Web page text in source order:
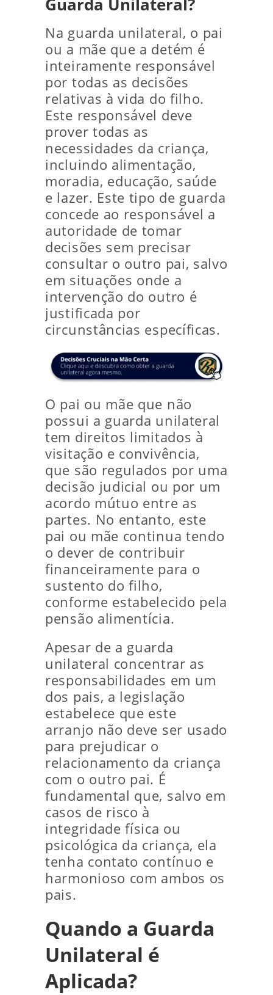
Guarda Unilateral?
Na guarda unilateral, o pai
ou a mãe que a detém é
inteiramente responsável
por todas as decisões
relativas à vida do filho.
Este responsável deve
prover todas as
necessidades da criança,
incluindo alimentação,
moradia, educação, saúde
e lazer. Este tipo de guarda
concede ao responsável a
autoridade de tomar
decisões sem precisar
consultar o outro pai, salvo
em situações onde a
intervenção do outro é
justificada por
circunstâncias específicas.
O pai ou mãe que não
possui a guarda unilateral
tem direitos limitados à
visitação e convivência,
que são regulados por uma
decisão judicial ou por um
acordo mútuo entre as
partes. No entanto, este
pai ou mãe continua tendo
o dever de contribuir
financeiramente para o
sustento do filho,
conforme estabelecido pela
pensão alimentícia.
Apesar de a guarda
unilateral concentrar as
responsabilidades em um
dos pais, a legislação
estabelece que este
arranjo não deve ser usado
para prejudicar o
relacionamento da criança
com o outro pai. É
fundamental que, salvo em
casos de risco à
integridade física ou
psicológica da criança, ela
tenha contato contínuo e
harmonioso com ambos os
pais.
Quando a Guarda
Unilateral é
Aplicada?